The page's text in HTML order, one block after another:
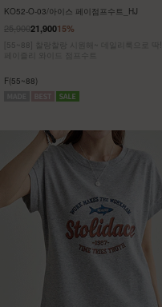
KO32-T-01/파리 호일프린팅 반팔티
75%
23,9005,900
[ 한정수량 특가 ]
[55~120] 유니크한 골드 프린팅!! 반팔티/박시
F(55~77),L(88~100),XL(110~120)